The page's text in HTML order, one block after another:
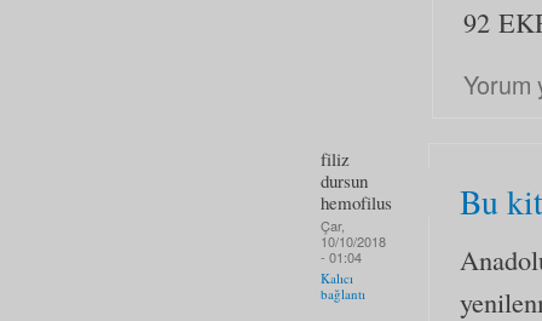
92
Yorum
filiz
dursun
hemofilus
Çar,
10/10/2018
- 01:04
Kalıcı
bağlantı
Bu